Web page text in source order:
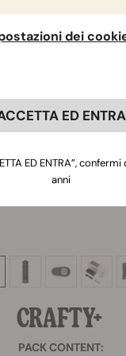
CRAFTY+
PACK CONTENT:
dei
ED ENTRA
ED ENTRA”,
anni